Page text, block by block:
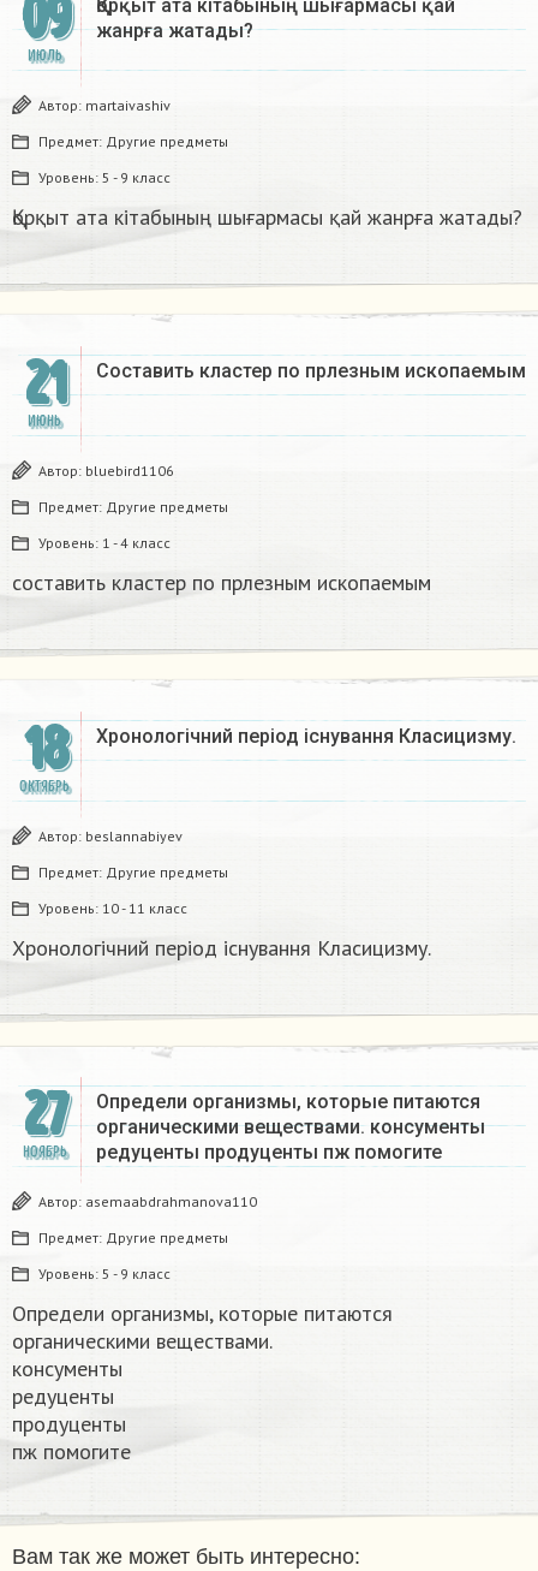
09
ИЮЛЬ
Қорқыт ата кітабының шығармасы қай
жанрға жатады?​
Автор: martaivashiv
Предмет: Другие предметы
Уровень: 5 - 9 класс
Қорқыт ата кітабының шығармасы қай жанрға жатады?​
21
ИЮНЬ
Составить кластер по прлезным ископаемым
Автор: bluebird1106
Предмет: Другие предметы
Уровень: 1 - 4 класс
составить кластер по прлезным ископаемым
18
ОКТЯБРЬ
Хронологічний період існування Класицизму.​
Автор: beslannabiyev
Предмет: Другие предметы
Уровень: 10 - 11 класс
Хронологічний період існування Класицизму.​
27
НОЯБРЬ
Определи организмы, которые питаются
органическими веществами. консументы
редуценты продуценты пж помогите​
Автор: asemaabdrahmanova110
Предмет: Другие предметы
Уровень: 5 - 9 класс
Определи организмы, которые питаются
органическими веществами.
консументы
редуценты
продуценты
пж помогите​
Вам так же может быть интересно: